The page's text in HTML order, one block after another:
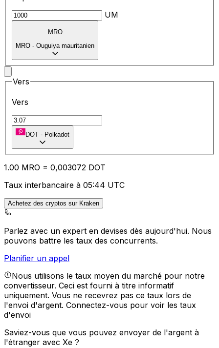
UM
MRO
MRO - Ouguiya mauritanien
Vers
Vers
DOT - Polkadot
1.00 MRO = 0,003072 DOT
Taux interbancaire à 05:44 UTC
Achetez des cryptos sur Kraken
Parlez avec un expert en devises dès aujourd'hui. Nous
pouvons battre les taux des concurrents.
Planifier un appel
Nous utilisons le taux moyen du marché pour notre
convertisseur. Ceci est fourni à titre informatif
uniquement. Vous ne recevrez pas ce taux lors de
l'envoi d'argent. Connectez-vous pour voir les taux
d'envoi
Saviez-vous que vous pouvez envoyer de l'argent à
l'étranger avec Xe ?